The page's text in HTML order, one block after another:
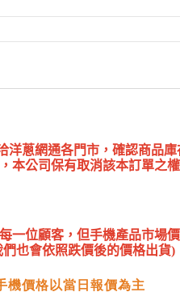
蔥網通各門市，確認商品
本公司保有取消該本訂單之權
一位顧客，但手機產品市場
也會依照跌價後的價格出貨)
機價格以當日報價為主